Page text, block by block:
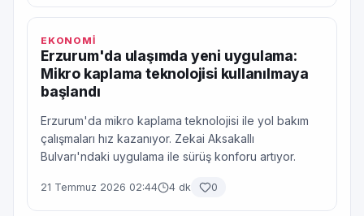
EKONOMİ
Erzurum'da ulaşımda yeni uygulama:
Mikro kaplama teknolojisi kullanılmaya
başlandı
Erzurum'da mikro kaplama teknolojisi ile yol bakım
çalışmaları hız kazanıyor. Zekai Aksakallı
Bulvarı'ndaki uygulama ile sürüş konforu artıyor.
21 Temmuz 2026 02:44 4 dk 0